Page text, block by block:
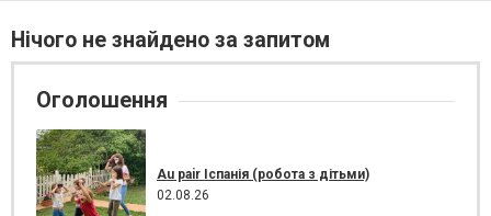
Нічого не знайдено за запитом
Оголошення
Au pair Іспанія (робота з дітьми)
02.08.26